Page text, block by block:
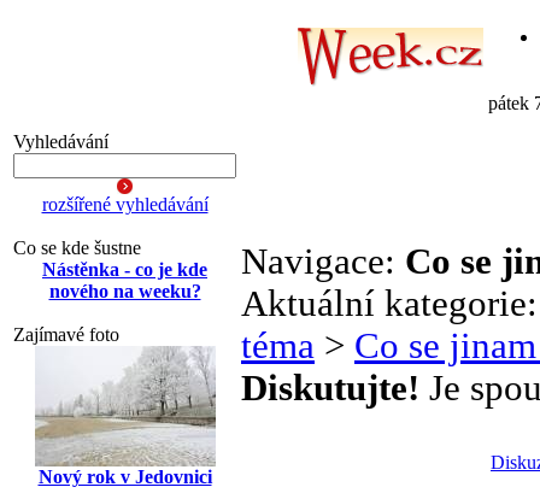
pátek
Vyhledávání
rozšířené vyhledávání
Co se kde šustne
Nástěnka - co je kde
nového na weeku?
Zajímavé foto
Nový rok v Jedovnici
Navigace: Co se
Aktuální
téma > Co se
Diskutujte! Je